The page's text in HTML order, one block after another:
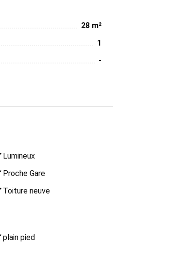
28 m²
1
-
Lumineux
Proche Gare
Toiture neuve
plain pied